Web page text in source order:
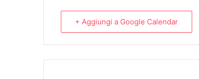
+ Aggiungi a Google Calendar